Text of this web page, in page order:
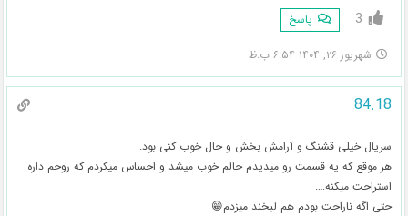
3 پاسخ
شهریور ۲۶, ۱۴۰۴ ۶:۵۴ ب.ظ
84.18
سریال خیلی قشنگ و آرامش بخش و حال خوب کنی بود.
هر موقع که یه قسمت رو میدیدم حالم خوب میشد و احساس میکردم که روحم داره
استراحت میکنه….
حتی اگه ناراحت بودم هم لبخند میزدم😁